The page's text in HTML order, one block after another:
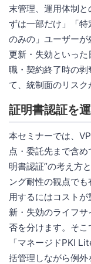
末管理、運用体制
ずは一部だけ」「
のみの」ユーザーが
更新・失効といっ
職・契約終了時の
て、統制面のリスク
証明書認証を
本セミナーでは、
点・委託先まで含
明書認証”の考え方
ング耐性の観点で
用するにはコスト
新・失効のライフ
否を分けます。そ
「マネージドPKI
括管理しながら例外